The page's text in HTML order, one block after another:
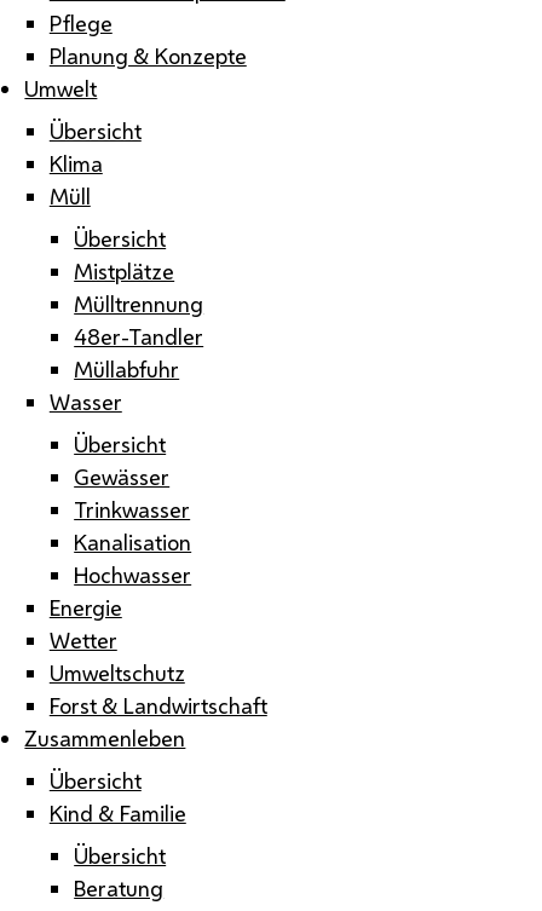
Pflege
Planung & Konzepte
Umwelt
Übersicht
Klima
Müll
Übersicht
Mistplätze
Mülltrennung
48er-Tandler
Müllabfuhr
Wasser
Übersicht
Gewässer
Trinkwasser
Kanalisation
Hochwasser
Energie
Wetter
Umweltschutz
Forst & Landwirtschaft
Zusammenleben
Übersicht
Kind & Familie
Übersicht
Beratung